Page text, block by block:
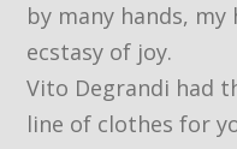
by many hands,
ecstasy of joy.
Vito Degrandi had
line of clothes for